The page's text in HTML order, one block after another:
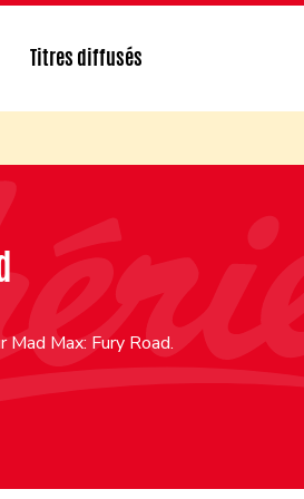
Titres diffusés
Max: Fury Road.